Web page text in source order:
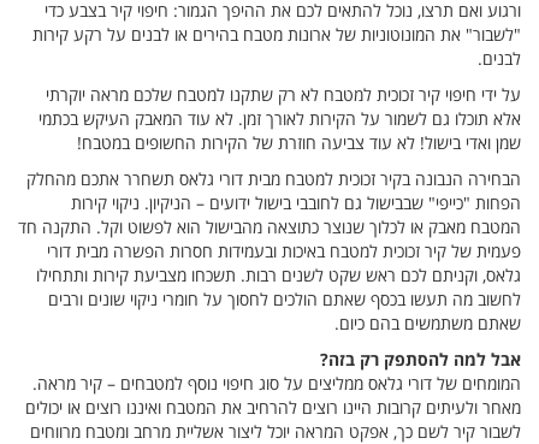
ורגוע ואם תרצו, נוכל להתאים לכם את ההיפך הגמור: חיפוי קיר בצבע כדי
"לשבור" את המונוטוניות של ארונות מטבח בהירים או לבנים על רקע קירות
לבנים.
על ידי חיפוי קיר זכוכית למטבח לא רק שתקנו למטבח שלכם מראה יוקרתי
אלא תוכלו גם לשמור על הקירות לאורך זמן. לא עוד המאבק העיקש בכתמי
שמן ואדי בישול! לא עוד צביעה חוזרת של הקירות החשופים במטבח!
הבחירה הנבונה בקיר זכוכית למטבח מבית דורי גלאס תשחרר אתכם מהחלק
הפחות "כייפי" שבבישול גם לחובבי בישול ידועים – הניקיון. ניקוי קירות
המטבח מאבק או לכלוך שנוצר כתוצאה מהבישול הוא לפשוט וקל. התקנה חד
פעמית של קיר זכוכית למטבח באיכות ובעמידות חסרות הפשרה מבית דורי
גלאס, וקניתם לכם ראש שקט לשנים רבות. תשכחו מצביעת קירות ותתחילו
לחשוב מה תעשו בכסף שאתם הולכים לחסוך על חומרי ניקוי שונים ורבים
שאתם משתמשים בהם כיום.
אבל למה להסתפק רק בזה?
המומחים של דורי גלאס ממליצים על סוג חיפוי נוסף למטבחים – קיר מראה.
מאחר ולעיתים קרובות היינו רוצים להרחיב את המטבח ואיננו רוצים או יכולים
לשבור קיר לשם כך, אפקט המראה יוכל ליצור אשליית מרחב ומטבח מרווחים